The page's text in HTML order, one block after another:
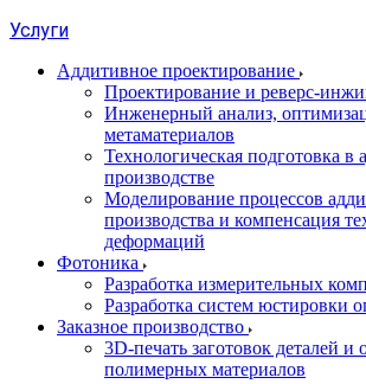
Услуги
Аддитивное проектирование
Проектирование и реверс-
Инженерный анализ,
метаматериалов
Технологическая подготовка в
производстве
Моделирование процессов
производства и компенсация
деформаций
Фотоника
Разработка измерительных
Разработка систем юстировки
Заказное производство
3D-печать заготовок деталей и
полимерных материалов